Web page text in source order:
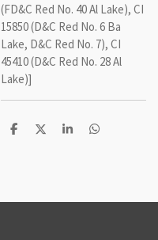
(FD&C Red No. 40 Al Lake), CI
15850 (D&C Red No. 6 Ba
Lake, D&C Red No. 7), CI
45410 (D&C Red No. 28 Al
Lake)]
D
D
S
D